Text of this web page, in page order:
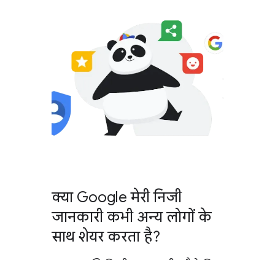
क्या Google मेरी निजी
जानकारी कभी अन्य लोगों के
साथ शेयर करता है?